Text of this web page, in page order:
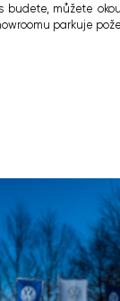
budete, můžete
parkuje